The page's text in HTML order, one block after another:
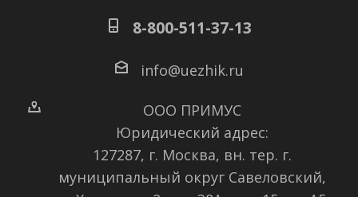
8-800-511-37-13
info@uezhik.ru
ООО ПРИМУС
Юридический адрес:
127287, г. Москва, вн. тер. г.
муниципальный округ Савеловский,